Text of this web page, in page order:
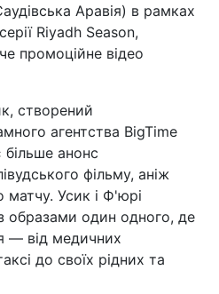
Аравія) в рамках
Riyadh Season,
промоційне відео
створений
агентства BigTime
анонс
фільму, аніж
матчу. Усик і Ф'юрі
образами один одного, де
— від медичних
до своїх рідних та